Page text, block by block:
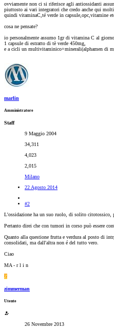
ovviamente non ci si riferisce agli antiossidanti
piuttosto ai vari integratori che credo anche qui
quindi vitaminaC,té verde in capsule,opc,vitamine
cosa ne pensate?
io personalmente assumo 1gr di vitamina C al giorno,
1 capsule di estratto di tè verde 450mg,
e a cicli un multivitaminico+minerali(alphamen di
marlin
Amministratore
Staff
9 Maggio 2004
34,311
4,023
2,015
Milano
22 Agosto 2014
#2
L'ossidazione ha un suo ruolo, di solito citotossico,
Pertanto direi che con tumori in corso può essere
Quanto alla questione frutta e verdura al posto di
consolidati, ma dall'altra non é del tutto vero.
Ciao
MA - r l i n
Z
zimmerman
Utente
26 Novembre 2013